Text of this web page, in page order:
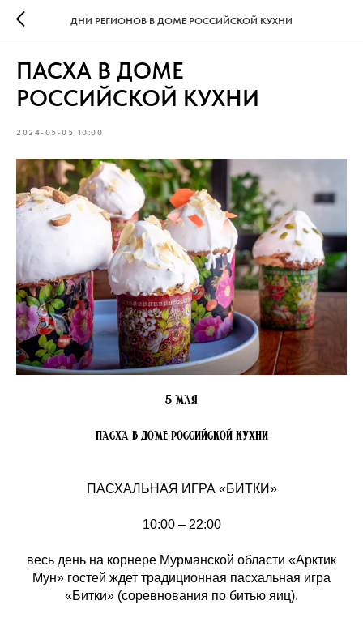
ДНИ РЕГИОНОВ В ДОМЕ РОССИЙСКОЙ КУХНИ
ПАСХА В ДОМЕ
РОССИЙСКОЙ КУХНИ
2024-05-05 10:00
5 МАЯ
ПАСХА В ДОМЕ РОССИЙСКОЙ КУХНИ
ПАСХАЛЬНАЯ ИГРА «БИТКИ»
10:00 – 22:00
весь день на корнере Мурманской области «Арктик
Мун» гостей ждет традиционная пасхальная игра
«Битки» (соревнования по битью яиц).